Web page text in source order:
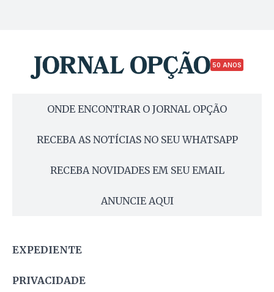
50 ANOS
ONDE ENCONTRAR O JORNAL OPÇÃO
RECEBA AS NOTÍCIAS NO SEU WHATSAPP
RECEBA NOVIDADES EM SEU EMAIL
ANUNCIE AQUI
EXPEDIENTE
PRIVACIDADE